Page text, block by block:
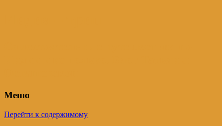
Меню
Перейти к содержимому